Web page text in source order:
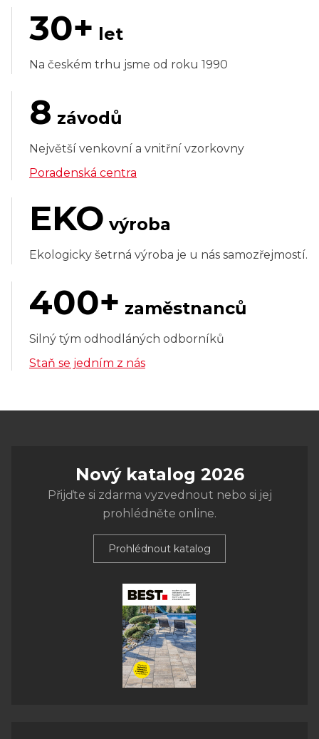
30+ let
Na českém trhu jsme od roku 1990
8 závodů
Největší venkovní a vnitřní vzorkovny
Poradenská centra
EKO výroba
Ekologicky šetrná výroba je u nás samozřejmostí.
400+ zaměstnanců
Silný tým odhodláných odborníků
Staň se jedním z nás
Nový katalog 2026
Přijďte si zdarma vyzvednout nebo si jej
prohlédněte online.
Prohlédnout katalog